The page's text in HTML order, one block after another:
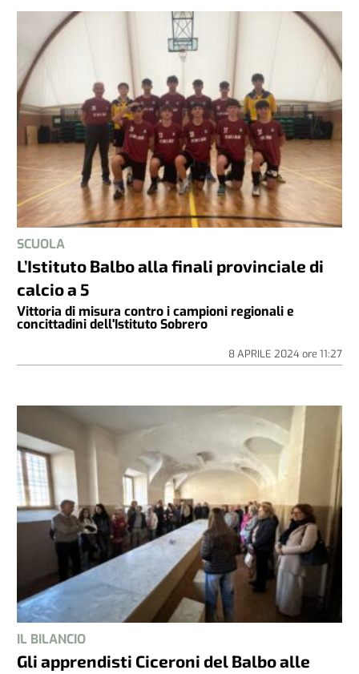
SCUOLA
L’Istituto Balbo alla finali provinciale di
calcio a 5
Vittoria di misura contro i campioni regionali e
concittadini dell'Istituto Sobrero
8 APRILE 2024ore 11:27
IL BILANCIO
Gli apprendisti Ciceroni del Balbo alle